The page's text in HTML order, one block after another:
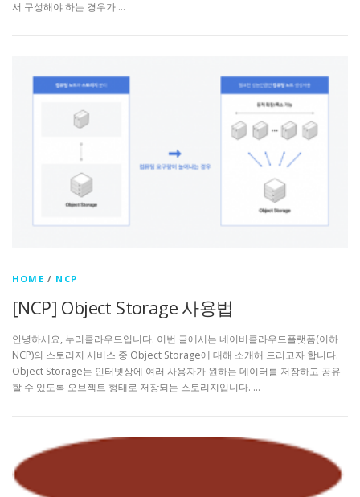
서 구성해야 하는 경우가 …
HOME / NCP
[NCP] Object Storage 사용법
안녕하세요, 누리클라우드입니다. 이번 글에서는 네이버클라우드플랫폼(이하
NCP)의 스토리지 서비스 중 Object Storage에 대해 소개해 드리고자 합니다.
Object Storage는 인터넷상에 여러 사용자가 원하는 데이터를 저장하고 공유
할 수 있도록 오브젝트 형태로 저장되는 스토리지입니다. …